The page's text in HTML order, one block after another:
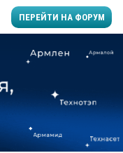
ПЕРЕЙТИ НА ФОРУМ
заводу пластмасс"